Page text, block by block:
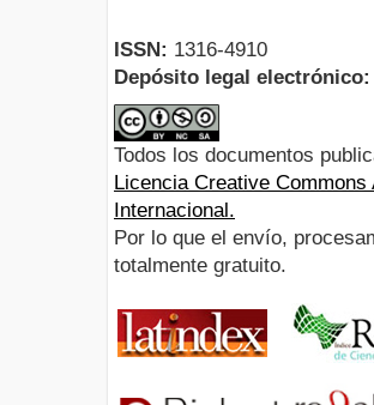
ISSN: 1316-4910
Depósito legal electrónico:
Todos los documentos
Licencia Creative
Internacional.
Por lo que el envío,
totalmente gratuito.